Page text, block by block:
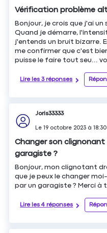
Vérification problème
Bonjour, je crois que j'ai
Quand je démarre,
j'entends un bruit bizarre.
me confirmer que c'est
puisse le faire tout seu...
Lire les 3 réponses
Joris33333
Le19 octobre 2023 à18:30
Changer son
garagiste ?
Bonjour, mon clignotant
que je peux le changer
par un garagiste ? Merci à
Lire les 4 réponses